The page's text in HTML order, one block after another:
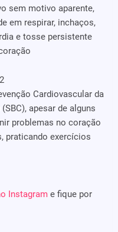
sem motivo aparente,
em respirar, inchaços,
e tosse persistente
Cardiovascular da
apesar de alguns
problemas no coração
praticando exercícios
Instagram e fique por